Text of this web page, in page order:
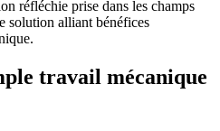
réfléchie prise dans les champs
solution alliant bénéfices
travail mécanique